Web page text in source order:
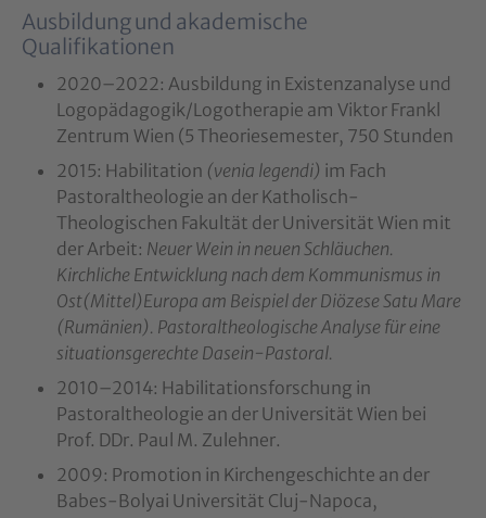
Ausbildung und akademische
Qualifikationen
2020–2022: Ausbildung in Existenzanalyse und
Logopädagogik/Logotherapie am Viktor Frankl
Zentrum Wien (5 Theoriesemester, 750 Stunden
2015: Habilitation (venia legendi) im Fach
Pastoraltheologie an der Katholisch-
Theologischen Fakultät der Universität Wien mit
der Arbeit: Neuer Wein in neuen Schläuchen.
Kirchliche Entwicklung nach dem Kommunismus in
Ost(Mittel)Europa am Beispiel der Diözese Satu Mare
(Rumänien). Pastoraltheologische Analyse für eine
situationsgerechte Dasein-Pastoral.
2010–2014: Habilitationsforschung in
Pastoraltheologie an der Universität Wien bei
Prof. DDr. Paul M. Zulehner.
2009: Promotion in Kirchengeschichte an der
Babes-Bolyai Universität Cluj-Napoca,